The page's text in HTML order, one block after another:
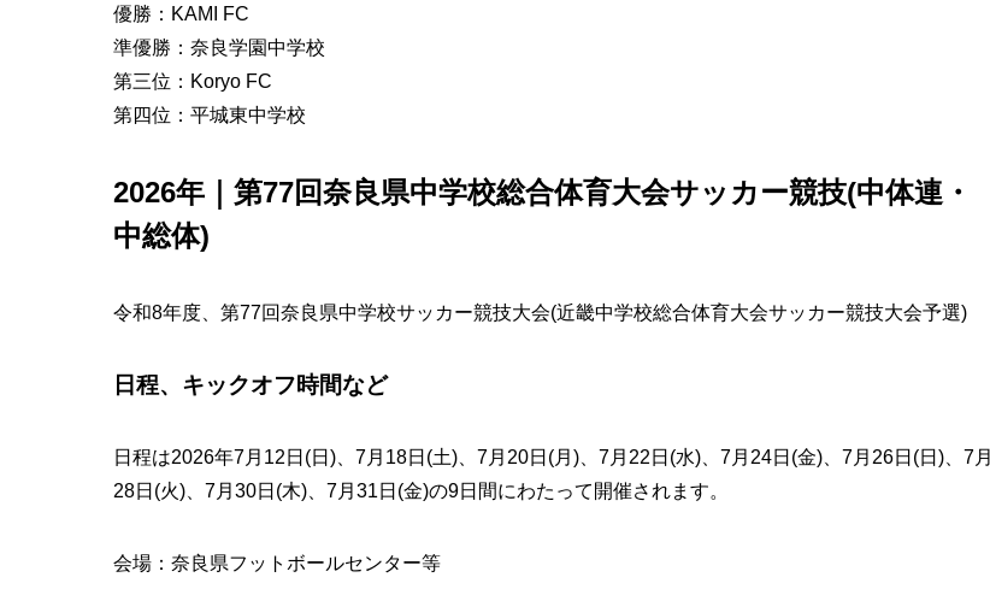
優勝：KAMI FC
準優勝：奈良学園中学校
第三位：Koryo FC
第四位：平城東中学校
2026年｜第77回奈良県中学校総合体育大会サッカー競技(中体連・
中総体)
令和8年度、第77回奈良県中学校サッカー競技大会(近畿中学校総合体育大会サッカー競技大会予選)
日程、キックオフ時間など
日程は2026年7月12日(日)、7月18日(土)、7月20日(月)、7月22日(水)、7月24日(金)、7月26日(日)、7月
28日(火)、7月30日(木)、7月31日(金)の9日間にわたって開催されます。
会場：奈良県フットボールセンター等